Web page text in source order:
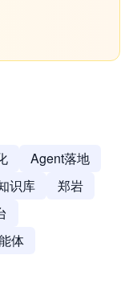
Agent落地
识库
郑岩
体